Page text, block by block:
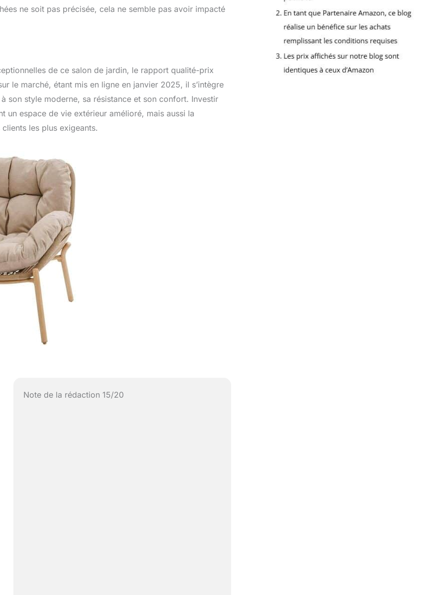
ne soit pas précisée, cela ne semble pas avoir impacté
de ce salon de jardin, le rapport qualité-prix
le marché, étant mis en ligne en janvier 2025, il s’intègre
son style moderne, sa résistance et son confort. Investir
un espace de vie extérieur amélioré, mais aussi la
les plus exigeants.
Note de la rédaction 15/20